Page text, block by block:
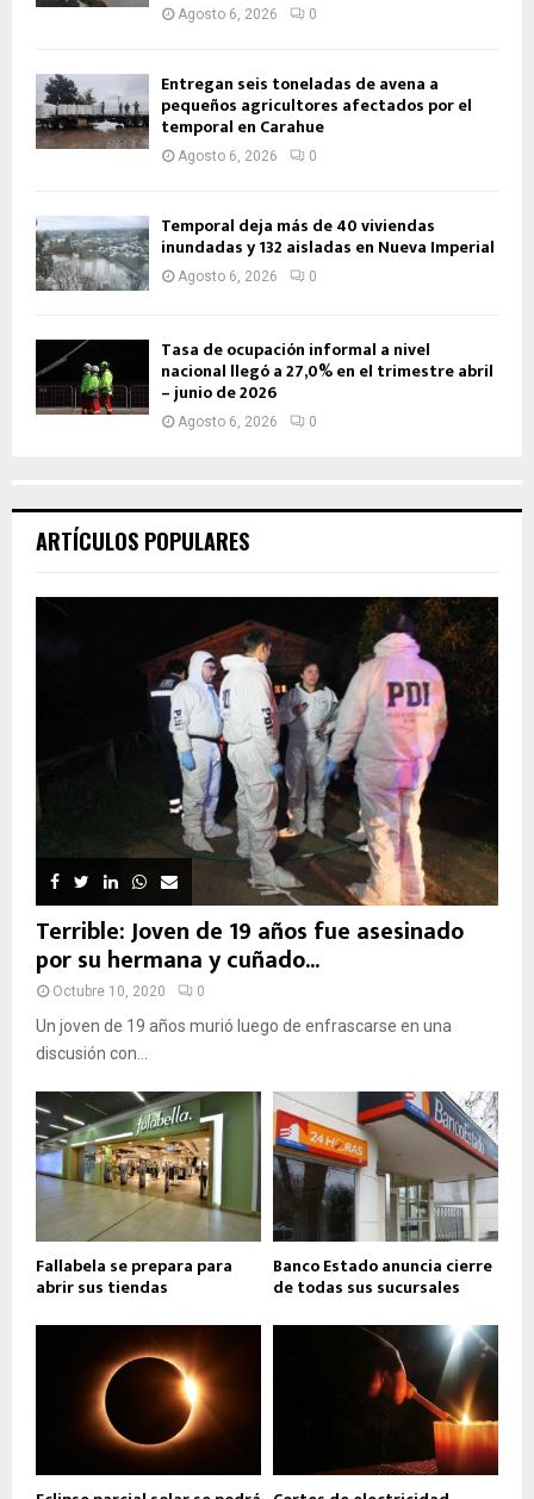
Agosto 6, 2026 0
Entregan seis toneladas de avena a
pequeños agricultores afectados por el
temporal en Carahue
Agosto 6, 2026 0
Temporal deja más de 40 viviendas
inundadas y 132 aisladas en Nueva Imperial
Agosto 6, 2026 0
Tasa de ocupación informal a nivel
nacional llegó a 27,0% en el trimestre abril
– junio de 2026
Agosto 6, 2026 0
ARTÍCULOS POPULARES
Terrible: Joven de 19 años fue asesinado
por su hermana y cuñado...
Octubre 10, 2020 0
Un joven de 19 años murió luego de enfrascarse en una
discusión con...
Fallabela se prepara para
abrir sus tiendas
Banco Estado anuncia cierre
de todas sus sucursales